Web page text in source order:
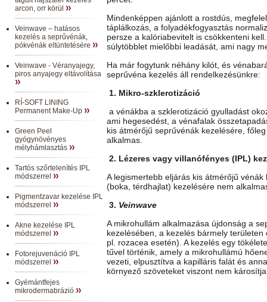
arcon, orr körül
Veinwave – hatásos
kezelés a seprűvénák,
pókvénák eltüntetésére
Veinwave - Véranyajegy,
piros anyajegy eltávolítása
RÍ-SOFT LINING
Permanent Make-Up
Green Peel
gyógynövényes
mélyhámlasztás
Tartós szőrtelenítés IPL
módszerrel
Pigmentzavar kezelése IPL
módszerrel
Akne kezelése IPL
módszerrel
Fotorejuvenáció IPL
módszerrel
Gyémántfejes
mikrodermabrázió
Mindenképpen ajánlott a rostdús,
táplálkozás, a folyadékfogyasztás
persze a kalóriabevitelt is csökkenteni
súlytöbblet mielőbbi leadását, ami nagy
Ha már fogytunk néhány kilót, és
seprűvéna kezelés áll rendelkezésünkre:
1. Mikro-szklerotizáció
a vénákba a szklerotizáció gyulladást
ami hegesedést, a vénafalak
kis átmérőjű seprűvénák kezelésére,
alkalmas.
2. Lézeres vagy villanófényes (IPL)
A legismertebb eljárás kis átmérőjű
(boka, térdhajlat) kezelésére nem
3. Veinwave
A mikrohullám alkalmazása újdonság a
kezelésében, a kezelés bármely
pl. rozacea esetén). A kezelés egy
tűvel történik, amely a mikrohullámú
vezeti, elpusztítva a kapilláris falát és
környező szöveteket viszont nem